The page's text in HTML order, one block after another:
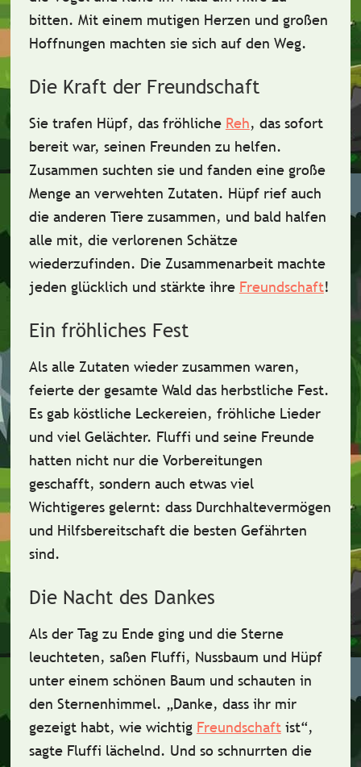
bitten. Mit einem mutigen Herzen und großen
Hoffnungen machten sie sich auf den Weg.
Die Kraft der Freundschaft
Sie trafen Hüpf, das fröhliche Reh, das sofort
bereit war, seinen Freunden zu helfen.
Zusammen suchten sie und fanden eine große
Menge an verwehten Zutaten. Hüpf rief auch
die anderen Tiere zusammen, und bald halfen
alle mit, die verlorenen Schätze
wiederzufinden. Die Zusammenarbeit machte
jeden glücklich und stärkte ihre Freundschaft!
Ein fröhliches Fest
Als alle Zutaten wieder zusammen waren,
feierte der gesamte Wald das herbstliche Fest.
Es gab köstliche Leckereien, fröhliche Lieder
und viel Gelächter. Fluffi und seine Freunde
hatten nicht nur die Vorbereitungen
geschafft, sondern auch etwas viel
Wichtigeres gelernt: dass Durchhaltevermögen
und Hilfsbereitschaftdie besten Gefährten
sind.
Die Nacht des Dankes
Als der Tag zu Ende ging und die Sterne
leuchteten, saßen Fluffi, Nussbaum und Hüpf
unter einem schönen Baum und schauten in
den Sternenhimmel. „Danke, dass ihr mir
gezeigt habt, wie wichtig Freundschaftist“,
sagte Fluffi lächelnd. Und so schnurrten die